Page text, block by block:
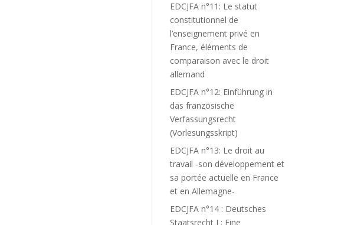
EDCJFA n°11: Le statut
constitutionnel de
l’enseignement privé en
France, éléments de
comparaison avec le droit
allemand
EDCJFA n°12: Einführung in
das französische
Verfassungsrecht
(Vorlesungsskript)
EDCJFA n°13: Le droit au
travail -son développement et
sa portée actuelle en France
et en Allemagne-
EDCJFA n°14 : Deutsches
Staatsrecht I : Eine